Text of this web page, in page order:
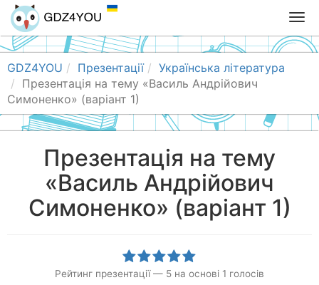
T
o
g
n
a
GDZ4YOU Презентації
Українська література
Презентація на тему «Василь Андрійович
Симоненко» (варіант 1)
Презентація на тему
«Василь Андрійович
Симоненко» (варіант 1)
Рейтинг презентації — 5 на основі 1 голосів